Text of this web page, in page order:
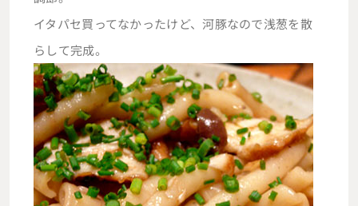
イタパセ買ってなかったけど、河豚なので浅葱を散
らして完成。